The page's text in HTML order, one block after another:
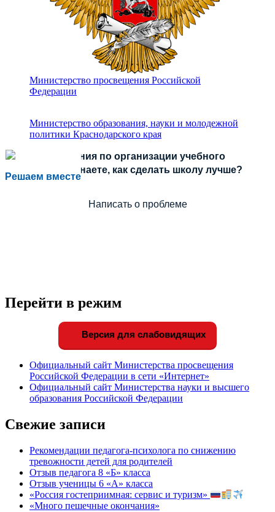
Министерство просвещения Российской
Федерации
Министерство образования, науки и молодежной
политики Краснодарского края
Решаем вместе
Есть предложения по организации учебного
процесса или знаете, как сделать школу лучше?
Написать о проблеме
Перейти в режим
Версия для слабовидящих
Официальный сайт Министерства просвещения
Российской Федерации в сети «Интернет»
Официальный сайт Министерства науки и высшего
образования Российской Федерации
Свежие записи
Рекомендации педагога-психолога по снижению
тревожности детей для родителей
Отзыв педагога 8 «Б» класса
Отзыв ученицы 6 «А» класса
«Россия гостеприимная: сервис и туризм»
«Много пешечные окончания»